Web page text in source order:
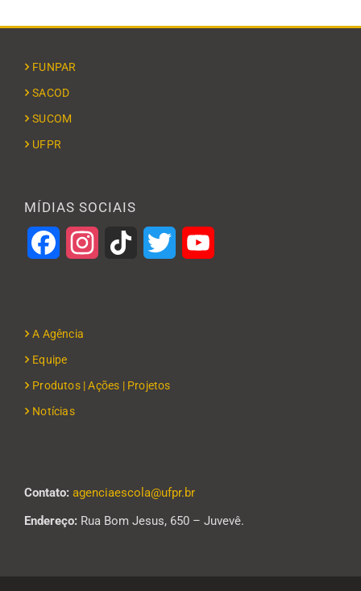
FUNPAR
SACOD
SUCOM
UFPR
MÍDIAS SOCIAIS
FacebookInstagramTikTok Twitter
A Agência
Equipe
Produtos | Ações | Projetos
Notícias
Contato: agenciaescola@ufpr.br
Endereço: Rua Bom Jesus, 650 – Juvevê.